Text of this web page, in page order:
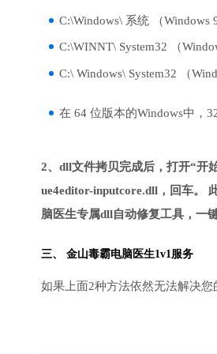
C:\Windows\ 系统 （Windows
C:\WINNT\ System32 （
C:\ Windows\ System32 （
在 64 位版本的Windows中，
2、dll文件拷贝完成后，打开“开
ue4editor-inputcore.dll，回车。
脑医生专属dll自动修复工具，一
三、 金山毒霸电脑医生1v1服务
如果上面2种方法依然无法解决